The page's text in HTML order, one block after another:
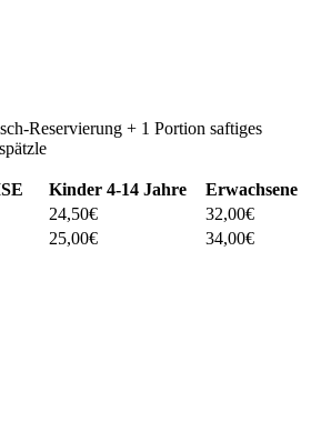
Reservierung + 1 Portion saftiges
Kinder4-14 Jahre
Erwachsene
24,50€
32,00€
25,00€ 34,00€